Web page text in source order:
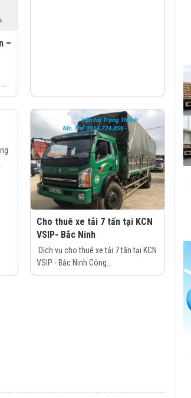
–
Cho thuê xe tải 7 tấn tại KCN
VSIP- Bắc Ninh
Dịch vụ cho thuê xe tải 7 tấn tại KCN
VSIP - Bắc Ninh Công...